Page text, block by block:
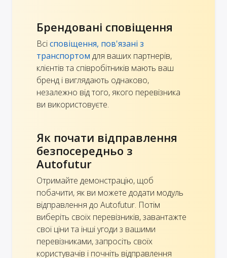
Брендовані сповіщення
Всісповіщення, пов'язані з
транспортом для ваших партнерів,
клієнтів та співробітників мають ваш
бренд і виглядають однаково,
незалежно від того, якого перевізника
ви використовуєте.
Як почати відправлення
безпосередньо з
Autofutur
Отримайте демонстрацію, щоб
побачити, як ви можете додати модуль
відправлення до Autofutur. Потім
виберіть своїх перевізників, завантажте
свої ціни та інші угоди з вашими
перевізниками, запросіть своїх
користувачів і почніть відправлення